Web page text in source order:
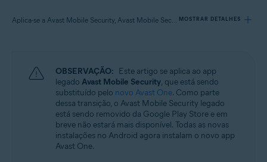
Aplica-se a Avast Mobile Security, Avast Mobile Security Premium, Avast Mobile Security Ultimate MOSTRAR DETALHES
Avast Mobile Security
Avast Mobile Security Premium
Avast Mobile Security Ultimate
Sistemas operacionais:
OBSERVAÇÃO: Este artigo se aplica ao app
legado Avast Mobile Security, que está sendo
substituído pelo novo Avast One. Como parte
dessa transição, o Avast Mobile Security legado
está sendo removido da Google Play Store e em
breve não estará mais disponível. Todas as novas
instalações no Android agora instalam o novo app
Avast One.